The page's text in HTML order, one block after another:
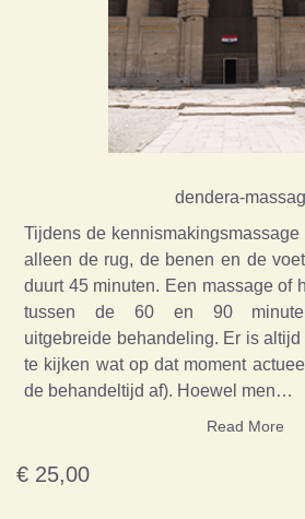
dendera-
Tijdens de
alleen de rug, de benen en de
duurt 45 minuten. Een massage of
tussen de 60 en 90
uitgebreide behandeling. Er is
te kijken wat op dat moment
de behandeltijd af). Hoewel men…
Read More
€ 25,00